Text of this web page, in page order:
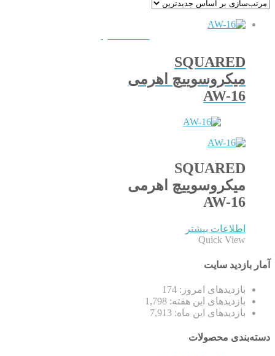
SQUARED
میکروسوییچ اهرمی
AW-16
SQUARED
میکروسوییچ اهرمی
AW-16
اطلاعات بیشتر
Quick View
آمار بازدید سایت
بازدیدهای امروز: 174
بازدیدهای این هفته: 1,798
بازدیدهای این ماه: 7,913
دسته‌بندی محصولات